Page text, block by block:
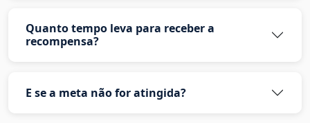
Quanto tempo leva para receber a
recompensa?
E se a meta não for atingida?